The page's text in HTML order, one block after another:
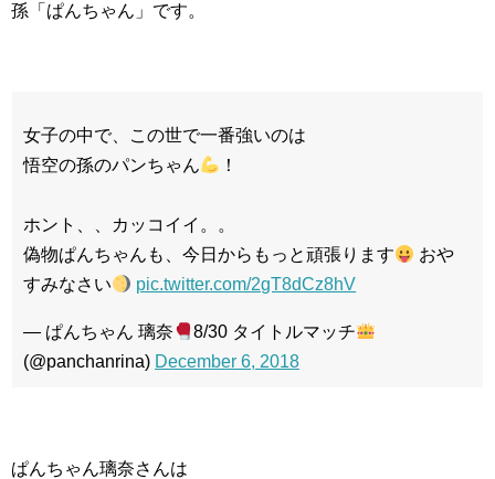
孫「ぱんちゃん」です。
女子の中で、この世で一番強いのは
悟空の孫のパンちゃん
！
ホント、、カッコイイ。。
偽物ぱんちゃんも、今日からもっと頑張ります
おや
すみなさい
pic.twitter.com/2gT8dCz8hV
— ぱんちゃん 璃奈
8/30 タイトルマッチ
(@panchanrina) December 6, 2018
ぱんちゃん璃奈さんは